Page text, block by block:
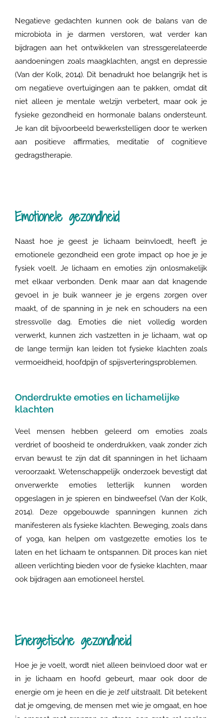
Negatieve gedachten kunnen ook de balans van de
microbiota in je darmen verstoren, wat verder kan
bijdragen aan het ontwikkelen van stressgerelateerde
aandoeningen zoals maagklachten, angst en depressie
(Van der Kolk, 2014). Dit benadrukt hoe belangrijk het is
om negatieve overtuigingen aan te pakken, omdat dit
niet alleen je mentale welzijn verbetert, maar ook je
fysieke gezondheid en hormonale balans ondersteunt.
Je kan dit bijvoorbeeld bewerkstelligen door te werken
aan positieve affirmaties, meditatie of cognitieve
gedragstherapie.
Emotionele gezondheid
Naast hoe je geest je lichaam beïnvloedt, heeft je
emotionele gezondheid een grote impact op hoe je je
fysiek voelt. Je lichaam en emoties zijn onlosmakelijk
met elkaar verbonden. Denk maar aan dat knagende
gevoel in je buik wanneer je je ergens zorgen over
maakt, of de spanning in je nek en schouders na een
stressvolle dag. Emoties die niet volledig worden
verwerkt, kunnen zich vastzetten in je lichaam, wat op
de lange termijn kan leiden tot fysieke klachten zoals
vermoeidheid, hoofdpijn of spijsverteringsproblemen.
Onderdrukte emoties en lichamelijke
klachten
Veel mensen hebben geleerd om emoties zoals
verdriet of boosheid te onderdrukken, vaak zonder zich
ervan bewust te zijn dat dit spanningen in het lichaam
veroorzaakt. Wetenschappelijk onderzoek bevestigt dat
onverwerkte emoties letterlijk kunnen worden
opgeslagen in je spieren en bindweefsel (Van der Kolk,
2014). Deze opgebouwde spanningen kunnen zich
manifesteren als fysieke klachten. Beweging, zoals dans
of yoga, kan helpen om vastgezette emoties los te
laten en het lichaam te ontspannen. Dit proces kan niet
alleen verlichting bieden voor de fysieke klachten, maar
ook bijdragen aan emotioneel herstel.
Energetische gezondheid
Hoe je je voelt, wordt niet alleen beïnvloed door wat er
in je lichaam en hoofd gebeurt, maar ook door de
energie om je heen en die je zelf uitstraalt. Dit betekent
dat je omgeving, de mensen met wie je omgaat, en hoe